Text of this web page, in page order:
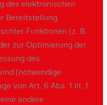
des elektronischen
Bereitstellung
Funktionen (z. B.
zur Optimierung der
des
(notwendige
von Art. 6 Abs. 1 lit. f
andere